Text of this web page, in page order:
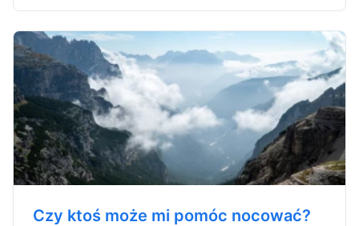
Czy ktoś może mi pomóc nocować?